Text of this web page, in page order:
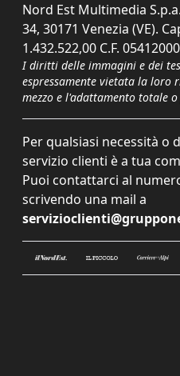
Nord Est Multimedia
34, 30171 Venezia (VE).
1.432.522,00 C.F.
I diritti delle immagini e dei
espressamente vietata la loro
mezzo e l'adattamento totale
Per qualsiasi necessità o
servizio clienti è a tua
Puoi contattarci al
scrivendo una mail a